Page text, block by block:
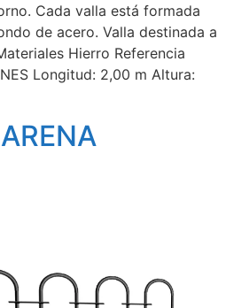
Cada valla está formada
de acero. Valla destinada a
Hierro Referencia
Longitud: 2,00 m Altura: